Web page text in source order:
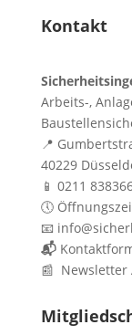
Kontakt
Arbeits-,
📍
40229
📱 0211
🕔
📧
📬
📰 Newsletter